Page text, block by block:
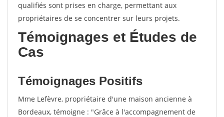
qualifiés sont prises en charge, permettant aux
propriétaires de se concentrer sur leurs projets.
Témoignages et Études de
Cas
Témoignages Positifs
Mme Lefèvre, propriétaire d'une maison ancienne à
Bordeaux, témoigne : "Grâce à l'accompagnement de